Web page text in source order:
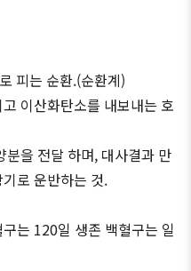
피는 순환.(순환계)
이산화탄소를 내보내는 호
을 전달 하며, 대사결과 만
로 운반하는 것.
는 120일 생존 백혈구는 일